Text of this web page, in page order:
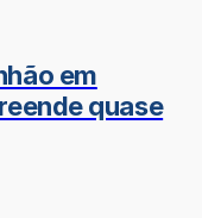
em
quase